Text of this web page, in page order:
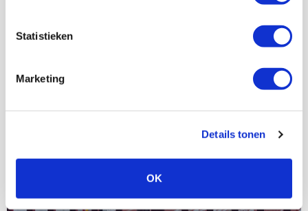
Statistieken
Marketing
Details tonen
OK
Blogs
en feesten met Tadic